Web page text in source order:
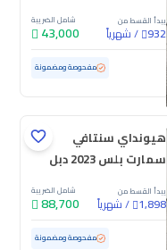
يبدأ القسط من
932
/شهرياً
شامل الضريبة
43,000
مفحوصة ومضمونة
هيونداي سنتافي
سمارت بلس 2023 دبل
يبدأ القسط من
1,898
/شهرياً
شامل الضريبة
88,700
مفحوصة ومضمونة